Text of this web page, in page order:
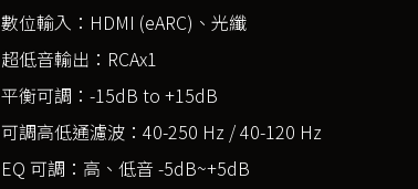
數位輸入：HDMI (eARC)、光纖
超低音輸出：RCAx1
平衡可調：-15dB to +15dB
可調高低通濾波：40-250 Hz / 40-120 Hz
EQ 可調：高、低音 -5dB~+5dB